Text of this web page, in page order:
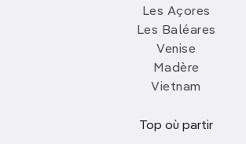
Les Açores
Les Baléares
Venise
Madère
Vietnam
Top où partir